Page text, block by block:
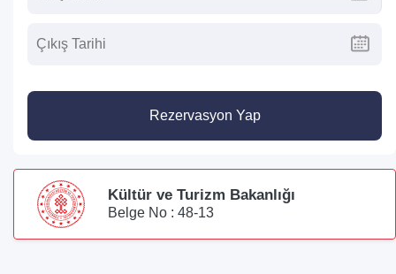
Rezervasyon Yap
Kültür ve Turizm Bakanlığı
Belge No : 48-13